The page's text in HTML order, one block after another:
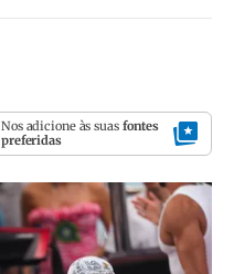
Nos adicione às suas fontes
preferidas